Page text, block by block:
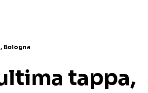
Bologna
tappa,